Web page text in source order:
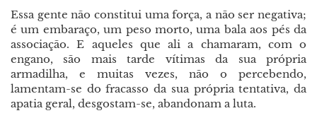
Essa gente não constitui uma força, a não ser negativa;
é um embaraço, um peso morto, uma bala aos pés da
associação. E aqueles que ali a chamaram, com o
engano, são mais tarde vítimas da sua própria
armadilha, e muitas vezes, não o percebendo,
lamentam-se do fracasso da sua própria tentativa, da
apatia geral, desgostam-se, abandonam a luta.